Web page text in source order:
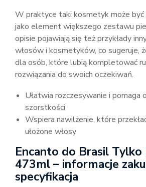
W praktyce taki kosmetyk może
jako element większego zestawu
opisie pojawiają się też przykłady
włosów i kosmetyków, co sugeruje,
dla osób, które lubią kompletować
rozwiązania do swoich oczekiwań.
Ułatwia rozczesywanie i pomaga
szorstkości
Wspiera nawilżenie, które
ułożone włosy
Encanto do Brasil Tylko
473ml – informacje
specyfikacja